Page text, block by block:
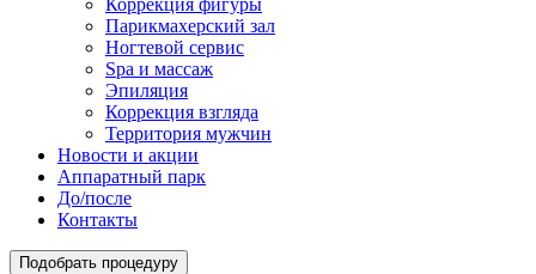
Коррекция фигуры
Парикмахерский зал
Ногтевой сервис
Spa и массаж
Эпиляция
Коррекция взгляда
Территория мужчин
Новости и акции
Аппаратный парк
До/после
Контакты
Подобрать процедуру